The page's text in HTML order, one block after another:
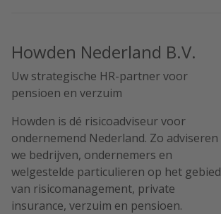
Howden Nederland B.V.
Uw strategische HR-partner voor
pensioen en verzuim
Howden is dé risicoadviseur voor
ondernemend Nederland. Zo adviseren
we bedrijven, ondernemers en
welgestelde particulieren op het gebied
van risicomanagement, private
insurance, verzuim en pensioen.